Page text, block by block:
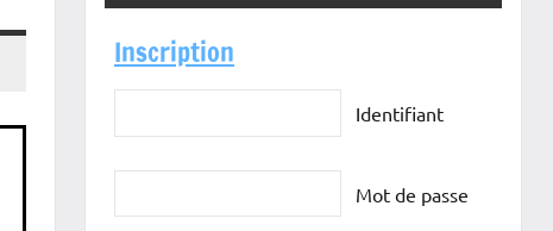
Inscription
Identifiant
Mot de passe